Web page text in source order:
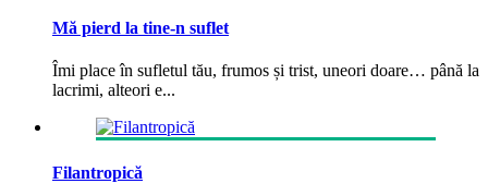
Mă pierd la tine-n suflet
Îmi place în sufletul tău, frumos și trist, uneori doare… până la
lacrimi, alteori e...
Filantropică